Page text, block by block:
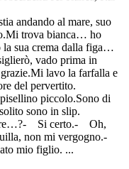
andando al mare, suo
trova bianca… ho
la sua crema dalla figa…
vado prima in
lavo la farfalla e
del pervertito.
piccolo.Sono di
sono in slip.
Si certo.- Oh,
non mi vergogno.-
mio figlio. ...